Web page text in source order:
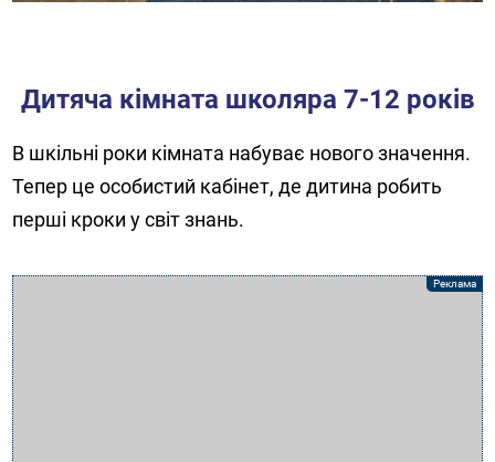
Дитяча кімната школяра 7-12 років
В шкільні роки кімната набуває нового значення.
Тепер це особистий кабінет, де дитина робить
перші кроки у світ знань.